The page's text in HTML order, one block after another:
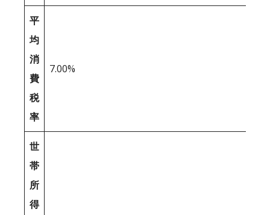
平
均
消
費
税
率
7.00%
世
帯
所
得